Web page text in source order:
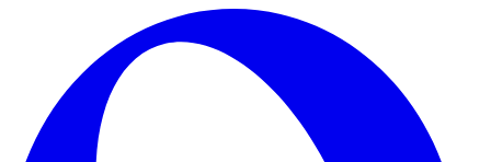
Skip to main content